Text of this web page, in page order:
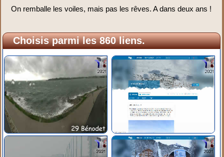
On remballe les voiles, mais pas les rêves. A dans deux ans !
Choisis parmi les 860 liens.